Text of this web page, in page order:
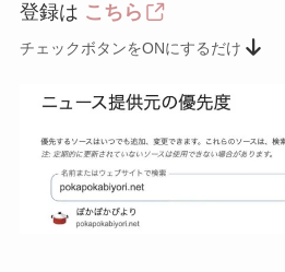
登録は こちら
チェックボタンをONにするだけ